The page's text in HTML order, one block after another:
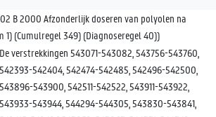
B 2000 Afzonderlijk doseren van polyolen na
(Cumulregel 349) (Diagnoseregel 40))
De verstrekkingen 543071-543082, 543756-543760,
542393-542404, 542474-542485, 542496-542500,
543896-543900, 542511-542522, 543911-543922,
543933-543944, 544294-544305, 543830-543841,